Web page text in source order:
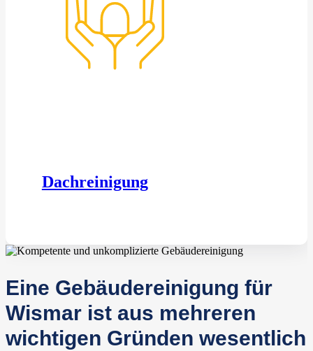
Dachreinigung
Eine Gebäudereinigung für
Wismar ist aus mehreren
wichtigen Gründen wesentlich